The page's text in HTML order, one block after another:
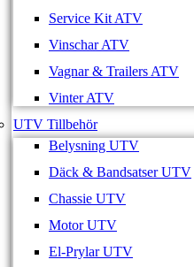
Service Kit ATV
Vinschar ATV
Vagnar & Trailers ATV
Vinter ATV
UTV Tillbehör
Belysning UTV
Däck & Bandsatser UTV
Chassie UTV
Motor UTV
El-Prylar UTV